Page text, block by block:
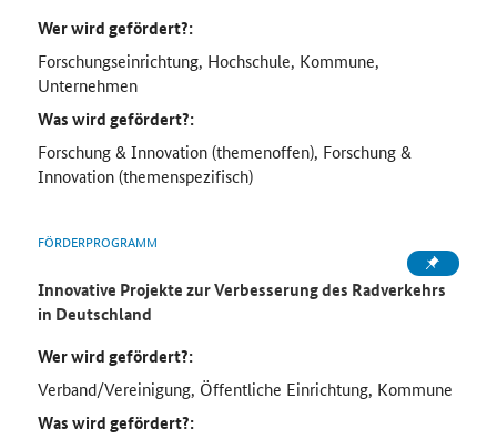
Wer wird gefördert?:
Forschungseinrichtung, Hochschule, Kommune,
Unternehmen
Was wird gefördert?:
Forschung & Innovation (themenoffen), Forschung &
Innovation (themenspezifisch)
FÖRDERPROGRAMM
Innovative Projekte zur Verbesserung des Radverkehrs
in Deutschland
Wer wird gefördert?:
Verband/Vereinigung, Öffentliche Einrichtung, Kommune
Was wird gefördert?: